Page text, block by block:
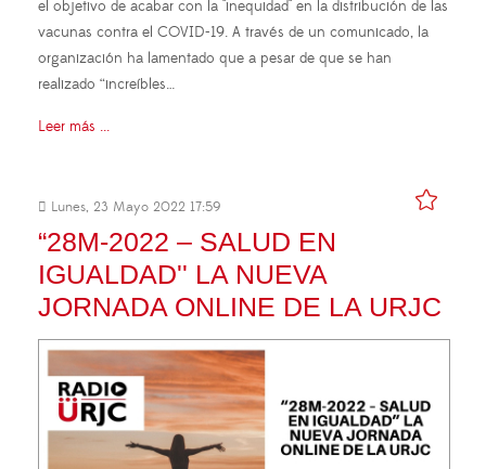
el objetivo de acabar con la "inequidad" en la distribución de las
vacunas contra el COVID-19. A través de un comunicado, la
organización ha lamentado que a pesar de que se han
realizado “increíbles…
Leer más ...
Lunes, 23 Mayo 2022 17:59
“28M-2022 – SALUD EN
IGUALDAD'' LA NUEVA
JORNADA ONLINE DE LA URJC